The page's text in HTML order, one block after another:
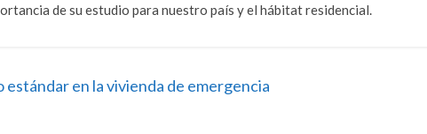
de su estudio para nuestro país y el hábitat residencial.
en la vivienda de emergencia